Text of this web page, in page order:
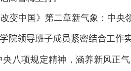
改变中国》第二章新气象：中央
学院领导班子成员紧密结合工作
央八项规定精神，涵养新风正